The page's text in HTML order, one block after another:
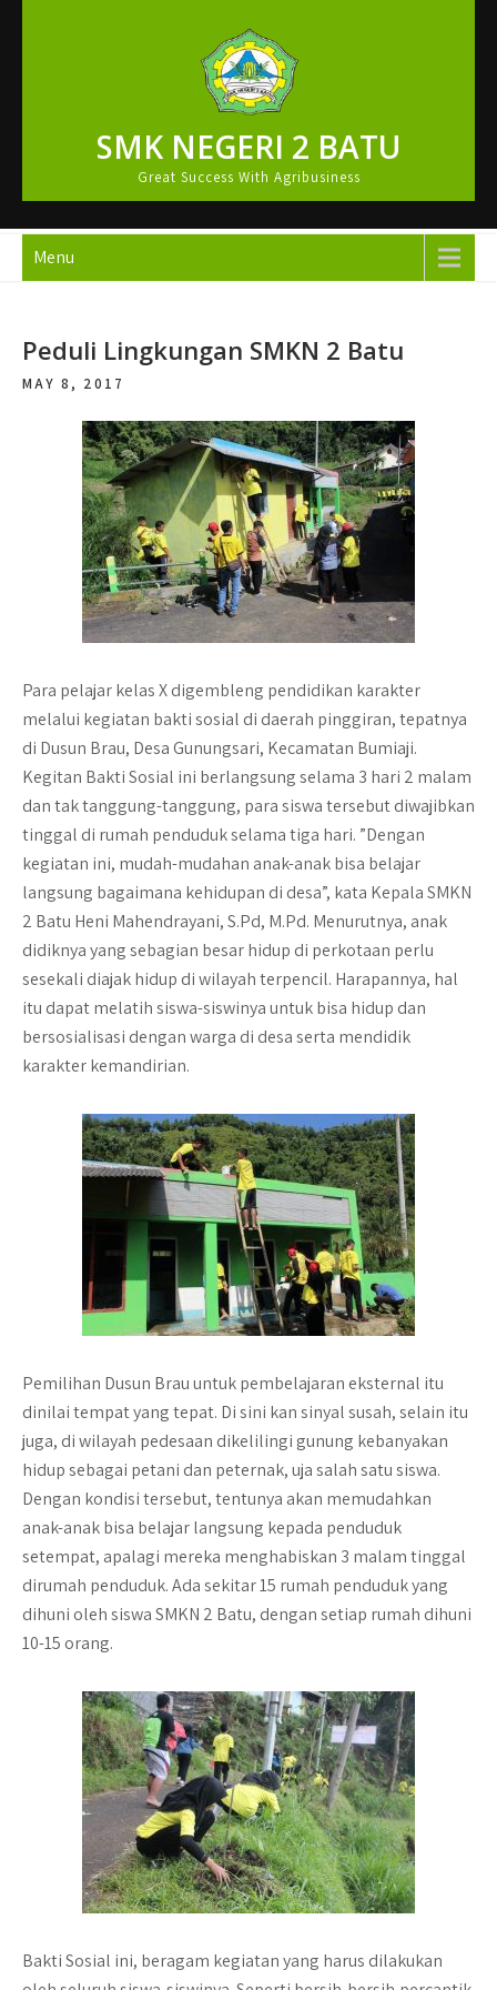
SMK NEGERI 2 BATU
Great Success With Agribusiness
Menu
Peduli Lingkungan SMKN 2 Batu
MAY 8, 2017
Para pelajar kelas X digembleng pendidikan karakter
melalui kegiatan bakti sosial di daerah pinggiran, tepatnya
di Dusun Brau, Desa Gunungsari, Kecamatan Bumiaji.
Kegitan Bakti Sosial ini berlangsung selama 3 hari 2 malam
dan tak tanggung-tanggung, para siswa tersebut diwajibkan
tinggal di rumah penduduk selama tiga hari. ”Dengan
kegiatan ini, mudah-mudahan anak-anak bisa belajar
langsung bagaimana kehidupan di desa”, kata Kepala SMKN
2 Batu Heni Mahendrayani, S.Pd, M.Pd. Menurutnya, anak
didiknya yang sebagian besar hidup di perkotaan perlu
sesekali diajak hidup di wilayah terpencil. Harapannya, hal
itu dapat melatih siswa-siswinya untuk bisa hidup dan
bersosialisasi dengan warga di desa serta mendidik
karakter kemandirian.
Pemilihan Dusun Brau untuk pembelajaran eksternal itu
dinilai tempat yang tepat. Di sini kan sinyal susah, selain itu
juga, di wilayah pedesaan dikelilingi gunung kebanyakan
hidup sebagai petani dan peternak, uja salah satu siswa.
Dengan kondisi tersebut, tentunya akan memudahkan
anak-anak bisa belajar langsung kepada penduduk
setempat, apalagi mereka menghabiskan 3 malam tinggal
dirumah penduduk. Ada sekitar 15 rumah penduduk yang
dihuni oleh siswa SMKN 2 Batu, dengan setiap rumah dihuni
10-15 orang.
Bakti Sosial ini, beragam kegiatan yang harus dilakukan